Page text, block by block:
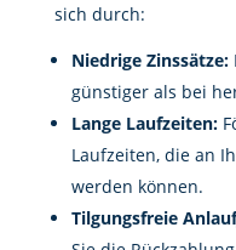
sich durch:
Niedrige Zinssätze:
günstiger als bei
Lange Laufzeiten:
Laufzeiten, die an
werden können.
Tilgungsfreie